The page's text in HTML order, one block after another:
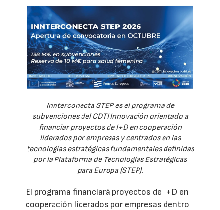
Innterconecta STEP es el programa de
subvenciones del CDTI Innovación orientado a
financiar proyectos de I+D en cooperación
liderados por empresas y centrados en las
tecnologías estratégicas fundamentales definidas
por la Plataforma de Tecnologías Estratégicas
para Europa (STEP).
El programa financiará proyectos de I+D en
cooperación liderados por empresas dentro